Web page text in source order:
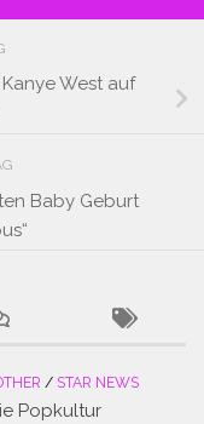
West auf
Baby Geburt
/ STAR NEWS
Popkultur